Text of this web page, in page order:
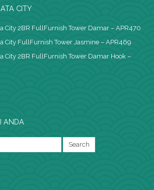
CITY
City 2BR FullFurnish Tower Damar – APR470
City FullFurnish Tower Jasmine – APR469
City 2BR FullFurnish Tower Damar Hook –
ANDA